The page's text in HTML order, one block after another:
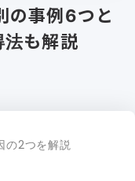
の事例6つと
法も解説
の2つを解説